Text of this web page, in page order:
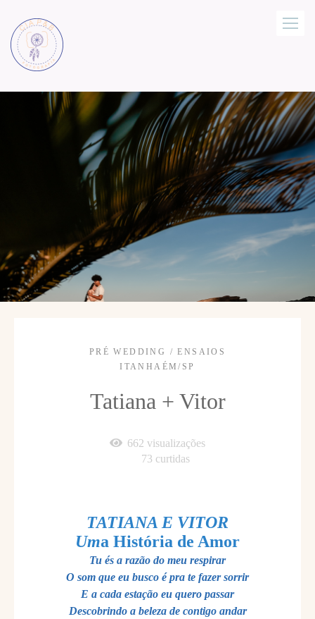
PRÉ WEDDING / ENSAIOS
ITANHAÉM/SP
Tatiana + Vitor
662 visualizações
73 curtidas
TATIANA E VITOR
Uma História de Amor
Tu és a razão do meu respirar
O som que eu busco é pra te fazer sorrir
E a cada estação eu quero passar
Descobrindo a beleza de contigo andar